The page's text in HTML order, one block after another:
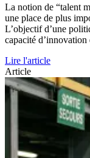
La notion de “talent
une place de plus
L’objectif d’une
capacité d’innovation
Lire l'article
Article